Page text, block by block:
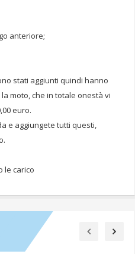
anteriore;
stati aggiunti quindi hanno
moto, che in totale onestà vi
euro.
e aggiungete tutti questi,
le carico